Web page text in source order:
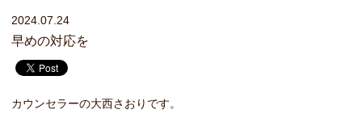
2024.07.24
早めの対応を
カウンセラーの大西さおりです。